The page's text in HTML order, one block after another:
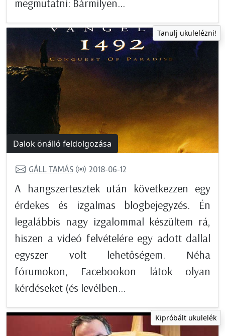
megmutatni: Bármilyen...
Tanulj ukulelézni!
Dalok önálló feldolgozása
GÁLL TAMÁS 2018-06-12
A hangszertesztek után következzen egy
érdekes és izgalmas blogbejegyzés. Én
legalábbis nagy izgalommal készültem rá,
hiszen a videó felvételére egy adott dallal
egyszer volt lehetőségem. Néha
fórumokon, Facebookon látok olyan
kérdéseket (és levélben...
Kipróbált ukulelék